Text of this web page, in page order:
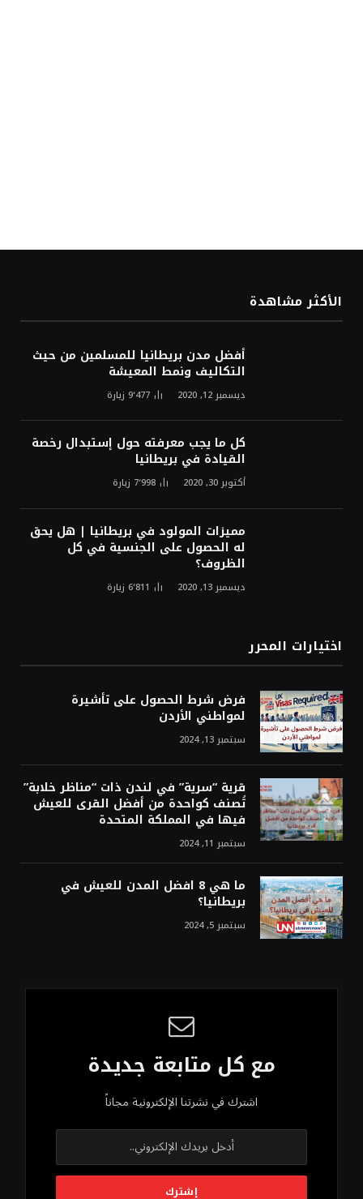
الأكثر مشاهدة
أفضل مدن بريطانيا للمسلمين من حيث
التكاليف ونمط المعيشة
ديسمبر 12, 2020 9٬477 زيارة
كل ما يجب معرفته حول إستبدال رخصة
القيادة في بريطانيا
أكتوبر 30, 2020 7٬998 زيارة
مميزات المولود في بريطانيا | هل يحق
له الحصول على الجنسية في كل
الظروف؟
ديسمبر 13, 2020 6٬811 زيارة
اختيارات المحرر
فرض شرط الحصول على تأشيرة
لمواطني الأردن
سبتمبر 13, 2024
قرية “سرية” في لندن ذات “مناظر خلابة”
تُصنف كواحدة من أفضل القرى للعيش
فيها في المملكة المتحدة
سبتمبر 11, 2024
ما هي 8 افضل المدن للعيش في
بريطانيا؟
سبتمبر 5, 2024
مع كل متابعة جديدة
اشترك في نشرتنا الإلكترونية مجاناً